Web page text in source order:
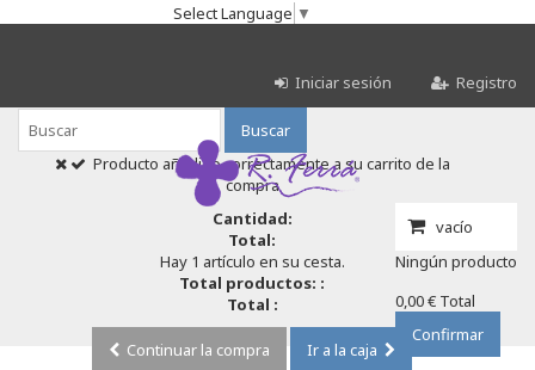
Select Language ▼
Iniciar sesión Registro
Buscar
vacío
Ningún producto
0,00 € Total
Confirmar
Producto añadido correctamente a su carrito de la
compra
Cantidad:
Total:
Hay 1 artículo en su cesta.
Total productos: :
Total :
Continuar la compra
Ir a la caja